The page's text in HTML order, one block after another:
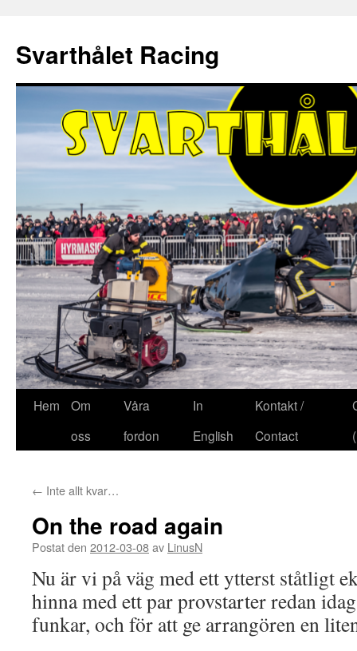
innehåll
Svarthålet Racing
Hem
Om
oss
Våra
fordon
In
English
Kontakt /
Contact
← Inte allt kvar…
On the road again
Postat den 2012-03-08av LinusN
Nu är vi på väg med ett ytterst ståtligt
hinna med ett par provstarter redan
funkar, och för att ge arrangören en